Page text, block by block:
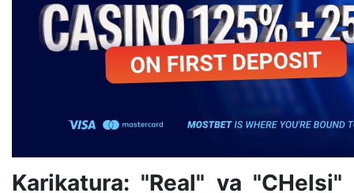
Karikatura: "Real" va "CHelsi"